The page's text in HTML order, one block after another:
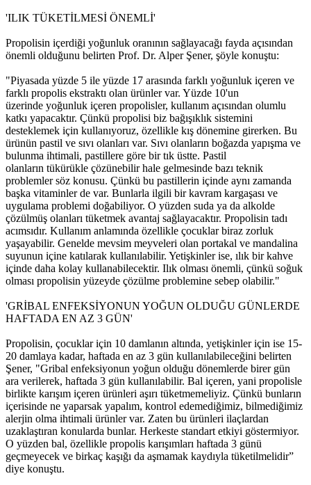
'ILIK TÜKETİLMESİ ÖNEMLİ'
Propolisin içerdiği yoğunluk oranının sağlayacağı fayda açısından
önemli olduğunu belirten Prof. Dr. Alper Şener, şöyle konuştu:
"Piyasada yüzde 5 ile yüzde 17 arasında farklı yoğunluk içeren ve
farklı propolis ekstraktı olan ürünler var. Yüzde 10'un
üzerinde yoğunluk içeren propolisler, kullanım açısından olumlu
katkı yapacaktır. Çünkü propolisi biz bağışıklık sistemini
desteklemek için kullanıyoruz, özellikle kış dönemine girerken. Bu
ürünün pastil ve sıvı olanları var. Sıvı olanların boğazda yapışma ve
bulunma ihtimali, pastillere göre bir tık üstte. Pastil
olanların tükürükle çözünebilir hale gelmesinde bazı teknik
problemler söz konusu. Çünkü bu pastillerin içinde aynı zamanda
başka vitaminler de var. Bunlarla ilgili bir kavram kargaşası ve
uygulama problemi doğabiliyor. O yüzden suda ya da alkolde
çözülmüş olanları tüketmek avantaj sağlayacaktır. Propolisin tadı
acımsıdır. Kullanım anlamında özellikle çocuklar biraz zorluk
yaşayabilir. Genelde mevsim meyveleri olan portakal ve mandalina
suyunun içine katılarak kullanılabilir. Yetişkinler ise, ılık bir kahve
içinde daha kolay kullanabilecektir. Ilık olması önemli, çünkü soğuk
olması propolisin yüzeyde çözülme problemine sebep olabilir."
'GRİBAL ENFEKSİYONUN YOĞUN OLDUĞU GÜNLERDE
HAFTADA EN AZ 3 GÜN'
Propolisin, çocuklar için 10 damlanın altında, yetişkinler için ise 15-
20 damlaya kadar, haftada en az 3 gün kullanılabileceğini belirten
Şener, "Gribal enfeksiyonun yoğun olduğu dönemlerde birer gün
ara verilerek, haftada 3 gün kullanılabilir. Bal içeren, yani propolisle
birlikte karışım içeren ürünleri aşırı tüketmemeliyiz. Çünkü bunların
içerisinde ne yaparsak yapalım, kontrol edemediğimiz, bilmediğimiz
alerjin olma ihtimali ürünler var. Zaten bu ürünleri ilaçlardan
uzaklaştıran konularda bunlar. Herkeste standart etkiyi göstermiyor.
O yüzden bal, özellikle propolis karışımları haftada 3 günü
geçmeyecek ve birkaç kaşığı da aşmamak kaydıyla tüketilmelidir”
diye konuştu.